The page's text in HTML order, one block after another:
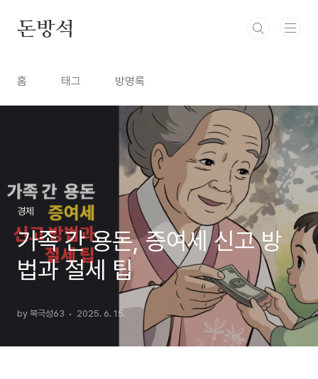
돈방석
홈 태그 방명록
경제
가족 간 용돈, 증여세 신고 방
법과 절세 팁
by 북극성63 2025. 6. 15.